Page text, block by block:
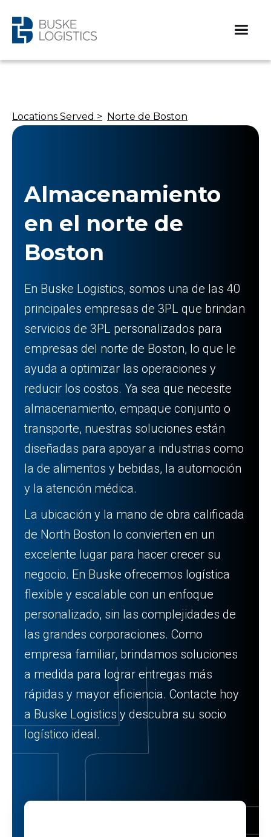
Locations Served > Norte de Boston
Almacenamiento
en el norte de
Boston
En Buske Logistics, somos una de las 40
principales empresas de 3PL que brindan
servicios de 3PL personalizados para
empresas del norte de Boston, lo que le
ayuda a optimizar las operaciones y
reducir los costos. Ya sea que necesite
almacenamiento, empaque conjunto o
transporte, nuestras soluciones están
diseñadas para apoyar a industrias como
la de alimentos y bebidas, la automoción
y la atención médica.
La ubicación y la mano de obra calificada
de North Boston lo convierten en un
excelente lugar para hacer crecer su
negocio. En Buske ofrecemos logística
flexible y escalable con un enfoque
personalizado, sin las complejidades de
las grandes corporaciones. Como
empresa familiar, brindamos soluciones
a medida para lograr entregas más
rápidas y mayor eficiencia. Contacte hoy
a Buske Logistics y descubra su socio
logístico ideal.